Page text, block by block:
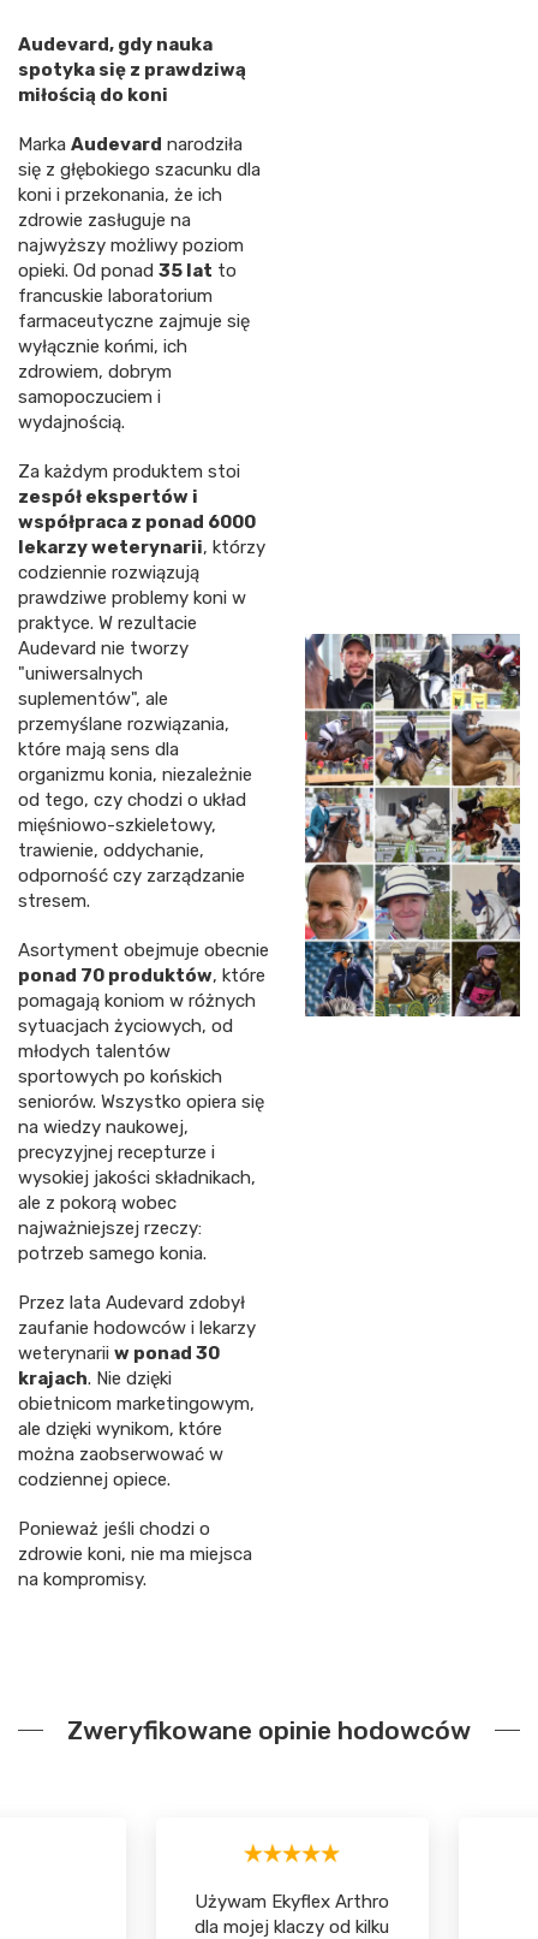
Audevard, gdy nauka
spotyka się z prawdziwą
miłością do koni
Marka Audevard narodziła
się z głębokiego szacunku dla
koni i przekonania, że ich
zdrowie zasługuje na
najwyższy możliwy poziom
opieki. Od ponad 35 lat to
francuskie laboratorium
farmaceutyczne zajmuje się
wyłącznie końmi, ich
zdrowiem, dobrym
samopoczuciem i
wydajnością.
Za każdym produktem stoi
zespół ekspertów i
współpraca z ponad 6000
lekarzy weterynarii, którzy
codziennie rozwiązują
prawdziwe problemy koni w
praktyce. W rezultacie
Audevard nie tworzy
"uniwersalnych
suplementów", ale
przemyślane rozwiązania,
które mają sens dla
organizmu konia, niezależnie
od tego, czy chodzi o układ
mięśniowo-szkieletowy,
trawienie, oddychanie,
odporność czy zarządzanie
stresem.
Asortyment obejmuje obecnie
ponad 70 produktów, które
pomagają koniom w różnych
sytuacjach życiowych, od
młodych talentów
sportowych po końskich
seniorów. Wszystko opiera się
na wiedzy naukowej,
precyzyjnej recepturze i
wysokiej jakości składnikach,
ale z pokorą wobec
najważniejszej rzeczy:
potrzeb samego konia.
Przez lata Audevard zdobył
zaufanie hodowców i lekarzy
weterynarii w ponad 30
krajach. Nie dzięki
obietnicom marketingowym,
ale dzięki wynikom, które
można zaobserwować w
codziennej opiece.
Ponieważ jeśli chodzi o
zdrowie koni, nie ma miejsca
na kompromisy.
Zweryfikowane opinie hodowców
Używam Ekyflex Arthro
dla mojej klaczy od kilku